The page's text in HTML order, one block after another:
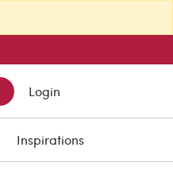
Login
Inspirations